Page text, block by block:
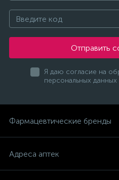
Отправить
Я даю согласие на
персональных данных
Фармацевтические бренды
Адреса аптек